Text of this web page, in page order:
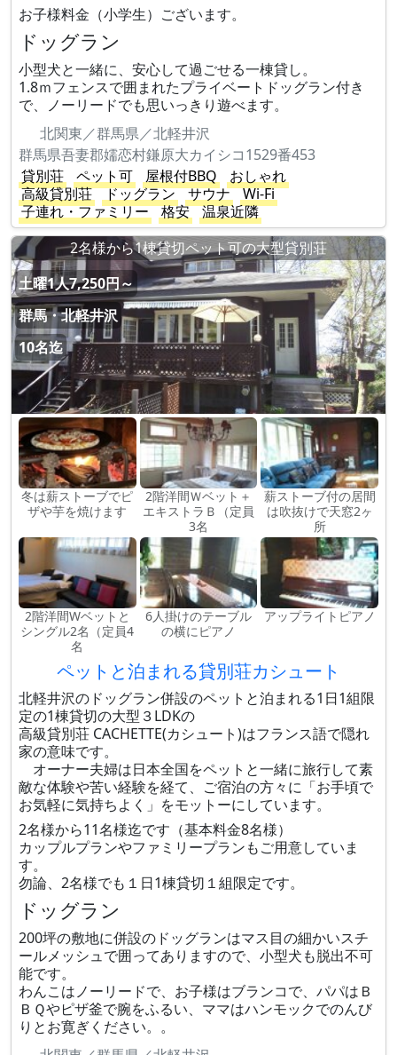
お子様料金（小学生）ございます。
ドッグラン
小型犬と一緒に、安心して過ごせる一棟貸し。
1.8ｍフェンスで囲まれたプライベートドッグラン付き
で、ノーリードでも思いっきり遊べます。
北関東／群馬県／北軽井沢
群馬県吾妻郡嬬恋村鎌原大カイシコ1529番453
貸別荘
ペット可 屋根付BBQ
おしゃれ
高級貸別荘
ドッグラン サウナ
Wi-Fi
子連れ・ファミリー
格安
温泉近隣
2名様から1棟貸切ペット可の大型貸別荘
土曜1人7,250円～
群馬・北軽井沢
10名迄
冬は薪ストーブでピ
ザや芋を焼けます
2階洋間Ｗベット＋
エキストラＢ（定員
3名
薪ストーブ付の居間
は吹抜けで天窓2ヶ
所
2階洋間Wベットと
シングル2名（定員4
名
6人掛けのテーブル
の横にピアノ
アップライトピアノ
ペットと泊まれる貸別荘カシュート
北軽井沢のドッグラン併設のペットと泊まれる1日1組限
定の1棟貸切の大型３LDKの
高級貸別荘 CACHETTE(カシュート)はフランス語で隠れ
家の意味です。
オーナー夫婦は日本全国をペットと一緒に旅行して素
敵な体験や苦い経験を経て、ご宿泊の方々に「お手頃で
お気軽に気持ちよく」をモットーにしています。
2名様から11名様迄です（基本料金8名様）
カップルプランやファミリープランもご用意していま
す。
勿論、2名様でも１日1棟貸切１組限定です。
ドッグラン
200坪の敷地に併設のドッグランはマス目の細かいスチ
ールメッシュで囲ってありますので、小型犬も脱出不可
能です。
わんこはノーリードで、お子様はブランコで、パパはＢ
ＢＱやピザ釜で腕をふるい、ママはハンモックでのんび
りとお寛ぎください。。